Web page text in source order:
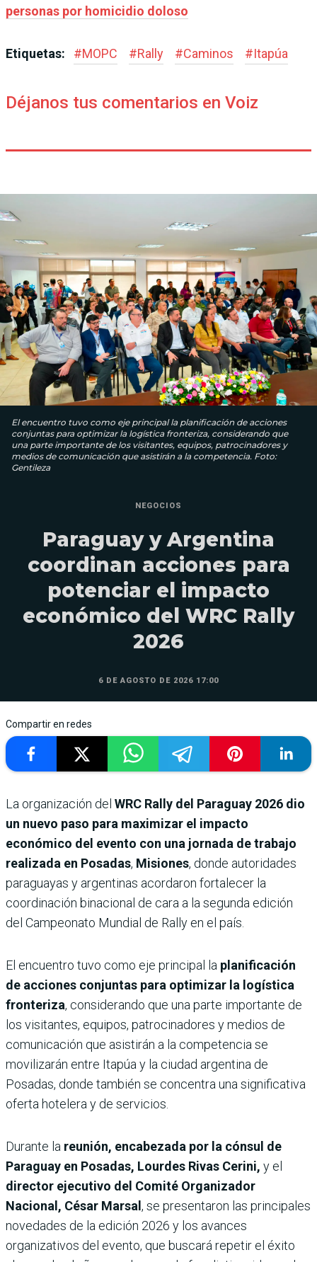
personas por homicidio doloso
Etiquetas: #MOPC #Rally #Caminos #Itapúa
Déjanos tus comentarios en Voiz
El encuentro tuvo como eje principal la planificación de acciones
conjuntas para optimizar la logística fronteriza, considerando que
una parte importante de los visitantes, equipos, patrocinadores y
medios de comunicación que asistirán a la competencia. Foto:
Gentileza
NEGOCIOS
Paraguay y Argentina
coordinan acciones para
potenciar el impacto
económico del WRC Rally
2026
6 DE AGOSTO DE 2026 17:00
Compartir en redes
La organización del WRC Rally del Paraguay 2026 dio
un nuevo paso para maximizar el impacto
económico del evento con una jornada de trabajo
realizada en Posadas, Misiones, donde autoridades
paraguayas y argentinas acordaron fortalecer la
coordinación binacional de cara a la segunda edición
del Campeonato Mundial de Rally en el país.
El encuentro tuvo como eje principal la planificación
de acciones conjuntas para optimizar la logística
fronteriza, considerando que una parte importante de
los visitantes, equipos, patrocinadores y medios de
comunicación que asistirán a la competencia se
movilizarán entre Itapúa y la ciudad argentina de
Posadas, donde también se concentra una significativa
oferta hotelera y de servicios.
Durante la reunión, encabezada por la cónsul de
Paraguay en Posadas, Lourdes Rivas Cerini, y el
director ejecutivo del Comité Organizador
Nacional, César Marsal , se presentaron las principales
novedades de la edición 2026 y los avances
organizativos del evento, que buscará repetir el éxito